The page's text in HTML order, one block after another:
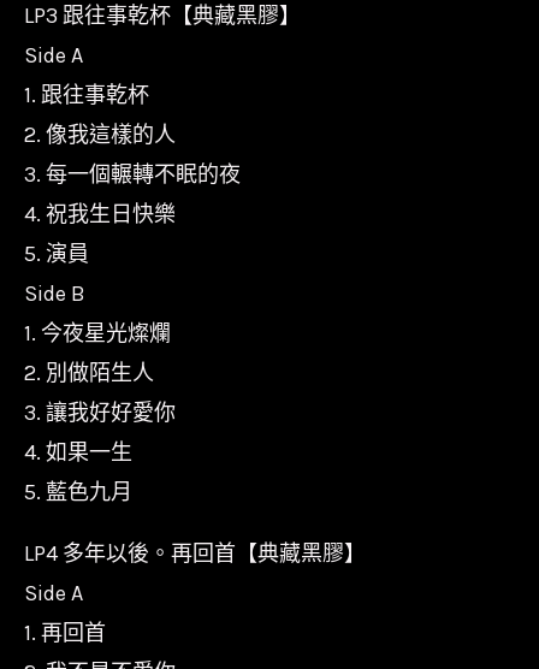
LP3 跟往事乾杯【典藏黑膠】
Side A
1. 跟往事乾杯
2. 像我這樣的人
3. 每一個輾轉不眠的夜
4. 祝我生日快樂
5. 演員
Side B
1. 今夜星光燦爛
2. 別做陌生人
3. 讓我好好愛你
4. 如果一生
5. 藍色九月
LP4 多年以後。再回首【典藏黑膠】
Side A
1. 再回首